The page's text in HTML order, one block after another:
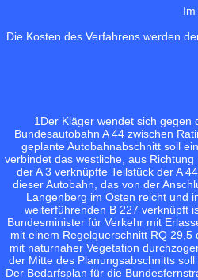
Die Kosten des Verfahrens werden
1 Der Kläger wendet sich gegen
Bundesautobahn A 44 zwischen
geplante Autobahnabschnitt soll
verbindet das westliche, aus
der A 3 verknüpfte Teilstück der A
dieser Autobahn, das von der
Langenberg im Osten reicht und
weiterführenden B 227 verknüpft
Bundesminister für Verkehr mit
mit einem Regelquerschnitt RQ
mit naturnaher Vegetation
der Mitte des Planungsabschnitts
Der Bedarfsplan für die